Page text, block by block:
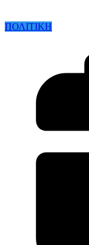
ΠΟΛΙΤΙΚΗ